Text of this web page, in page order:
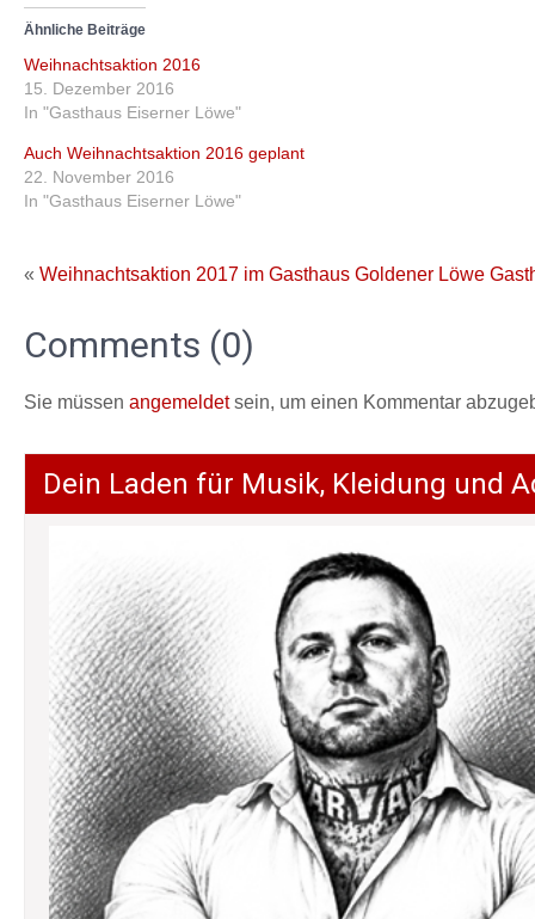
Ähnliche Beiträge
Weihnachtsaktion 2016
15. Dezember 2016
In "Gasthaus Eiserner Löwe"
Auch Weihnachtsaktion 2016 geplant
22. November 2016
In "Gasthaus Eiserner Löwe"
« Weihnachtsaktion 2017 im Gasthaus Goldener Löwe
Comments (0)
Sie müssen angemeldetsein, um einen Kommentar
Dein Laden für Musik, Kleidung und